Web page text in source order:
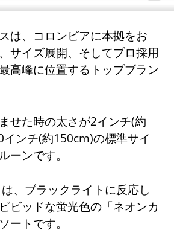
は、コロンビアに本拠をお
サイズ展開、そしてプロ採用
高峰に位置するトップブラン
せた時の太さが2インチ(約
ンチ(約150cm)の標準サイ
ーンです。
、ブラックライトに反応し
ビッドな蛍光色の「ネオンカ
ートです。